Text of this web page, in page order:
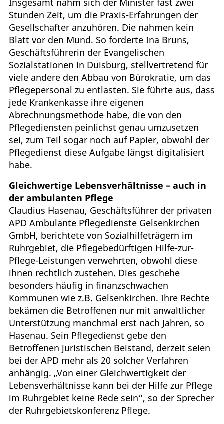
Stunden Zeit, um die Praxis-Erfahrungen der
Gesellschafter anzuhören. Die nahmen kein
Blatt vor den Mund. So forderte Ina Bruns,
Geschäftsführerin der Evangelischen
Sozialstationen in Duisburg, stellvertretend für
viele andere den Abbau von Bürokratie, um das
Pflegepersonal zu entlasten. Sie führte aus, dass
jede Krankenkasse ihre eigenen
Abrechnungsmethode habe, die von den
Pflegediensten peinlichst genau umzusetzen
sei, zum Teil sogar noch auf Papier, obwohl der
Pflegedienst diese Aufgabe längst digitalisiert
habe.
Gleichwertige Lebensverhältnisse – auch in
der ambulanten Pflege
Claudius Hasenau, Geschäftsführer der privaten
APD Ambulante Pflegedienste Gelsenkirchen
GmbH, berichtete von Sozialhilfeträgern im
Ruhrgebiet, die Pflegebedürftigen Hilfe-zur-
Pflege-Leistungen verwehrten, obwohl diese
ihnen rechtlich zustehen. Dies geschehe
besonders häufig in finanzschwachen
Kommunen wie z.B. Gelsenkirchen. Ihre Rechte
bekämen die Betroffenen nur mit anwaltlicher
Unterstützung manchmal erst nach Jahren, so
Hasenau. Sein Pflegedienst gebe den
Betroffenen juristischen Beistand, derzeit seien
bei der APD mehr als 20 solcher Verfahren
anhängig. „Von einer Gleichwertigkeit der
Lebensverhältnisse kann bei der Hilfe zur Pflege
im Ruhrgebiet keine Rede sein“, so der Sprecher
der Ruhrgebietskonferenz Pflege.